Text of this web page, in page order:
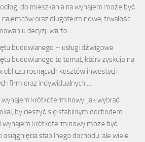
do mieszkania na wynajem może być
oraz długoterminowej trwałości
decyzji warto …
budowlanego – usługi dźwigowe
budowlanego to temat, który zyskuje na
obliczu rosnących kosztów inwestycji
firm oraz indywidualnych …
wynajem krótkoterminowy: jak wybrać i
by cieszyć się stabilnym dochodem
wynajem krótkoterminowy może być
stabilnego dochodu, ale wiele